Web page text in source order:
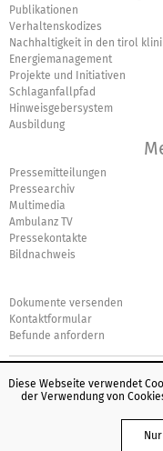
Publikationen
Verhaltenskodizes
Nachhaltigkeit in den tirol
Energiemanagement
Projekte und Initiativen
Schlaganfallpfad
Hinweisgebersystem
Ausbildung
Pressemitteilungen
Pressearchiv
Multimedia
Ambulanz TV
Pressekontakte
Bildnachweis
Dokumente versenden
Kontaktformular
Befunde anfordern
© Europäisches Logo
Diese Webseite verwendet
der Verwendung von